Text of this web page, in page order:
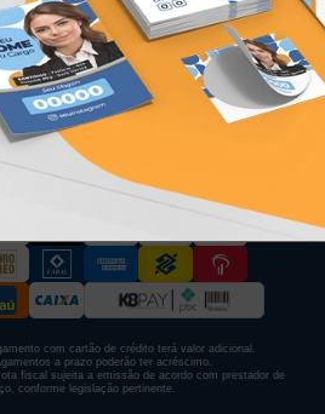
COM
com cartão de crédito terá valor adicional.
a prazo poderão ter acréscimo.
fiscal sujeita a emissão de acordo com prestador de
conforme legislação pertinente.